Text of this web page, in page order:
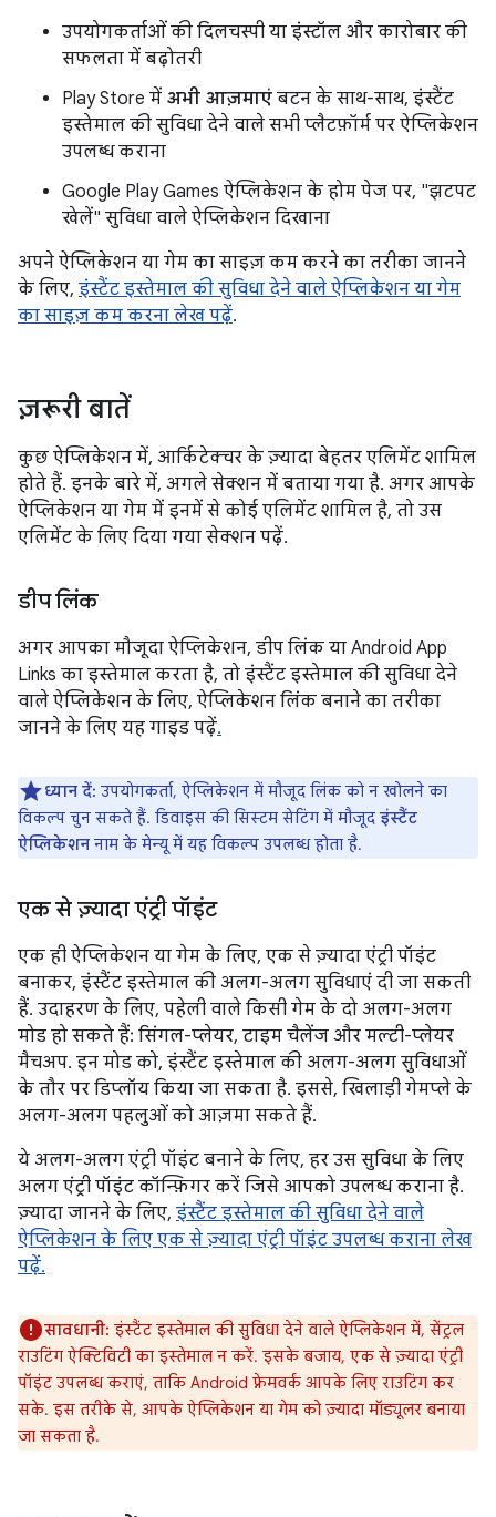
उपयोगकर्ताओं की दिलचस्पी या इंस्टॉल और कारोबार की
सफलता में बढ़ोतरी
Play Store में अभी आज़माएं बटन के साथ-साथ, इंस्टैंट
इस्तेमाल की सुविधा देने वाले सभी प्लैटफ़ॉर्म पर ऐप्लिकेशन
उपलब्ध कराना
Google Play Games ऐप्लिकेशन के होम पेज पर, "झटपट
खेलें" सुविधा वाले ऐप्लिकेशन दिखाना
अपने ऐप्लिकेशन या गेम का साइज़ कम करने का तरीका जानने
के लिए, इंस्टैंट इस्तेमाल की सुविधा देने वाले ऐप्लिकेशन या गेम
का साइज़ कम करना लेख पढ़ें.
ज़रूरी बातें
कुछ ऐप्लिकेशन में, आर्किटेक्चर के ज़्यादा बेहतर एलिमेंट शामिल
होते हैं. इनके बारे में, अगले सेक्शन में बताया गया है. अगर आपके
ऐप्लिकेशन या गेम में इनमें से कोई एलिमेंट शामिल है, तो उस
एलिमेंट के लिए दिया गया सेक्शन पढ़ें.
डीप लिंक
अगर आपका मौजूदा ऐप्लिकेशन, डीप लिंक या Android App
Links का इस्तेमाल करता है, तो इंस्टैंट इस्तेमाल की सुविधा देने
वाले ऐप्लिकेशन के लिए, ऐप्लिकेशन लिंक बनाने का तरीका
जानने के लिए यह गाइड पढ़ें.
ध्यान दें: उपयोगकर्ता, ऐप्लिकेशन में मौजूद लिंक को न खोलने का
विकल्प चुन सकते हैं. डिवाइस की सिस्टम सेटिंग में मौजूद इंस्टैंट
ऐप्लिकेशन नाम के मेन्यू में यह विकल्प उपलब्ध होता है.
एक से ज़्यादा एंट्री पॉइंट
एक ही ऐप्लिकेशन या गेम के लिए, एक से ज़्यादा एंट्री पॉइंट
बनाकर, इंस्टैंट इस्तेमाल की अलग-अलग सुविधाएं दी जा सकती
हैं. उदाहरण के लिए, पहेली वाले किसी गेम के दो अलग-अलग
मोड हो सकते हैं: सिंगल-प्लेयर, टाइम चैलेंज और मल्टी-प्लेयर
मैचअप. इन मोड को, इंस्टैंट इस्तेमाल की अलग-अलग सुविधाओं
के तौर पर डिप्लॉय किया जा सकता है. इससे, खिलाड़ी गेमप्ले के
अलग-अलग पहलुओं को आज़मा सकते हैं.
ये अलग-अलग एंट्री पॉइंट बनाने के लिए, हर उस सुविधा के लिए
अलग एंट्री पॉइंट कॉन्फ़िगर करें जिसे आपको उपलब्ध कराना है.
ज़्यादा जानने के लिए, इंस्टैंट इस्तेमाल की सुविधा देने वाले
ऐप्लिकेशन के लिए एक से ज़्यादा एंट्री पॉइंट उपलब्ध कराना लेख
पढ़ें.
सावधानी: इंस्टैंट इस्तेमाल की सुविधा देने वाले ऐप्लिकेशन में, सेंट्रल
राउटिंग ऐक्टिविटी का इस्तेमाल न करें. इसके बजाय, एक से ज़्यादा एंट्री
पॉइंट उपलब्ध कराएं, ताकि Android फ़्रेमवर्क आपके लिए राउटिंग कर
सके. इस तरीके से, आपके ऐप्लिकेशन या गेम को ज़्यादा मॉड्यूलर बनाया
जा सकता है.